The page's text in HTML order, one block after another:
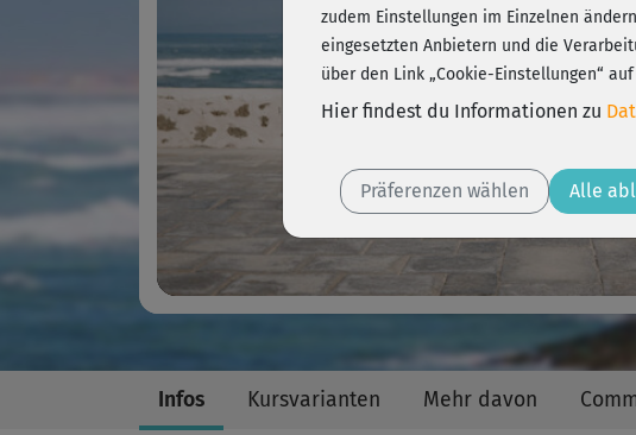
Infos Kursvarianten Mehr davon
zudem Einstellungen im Einzelnen
eingesetzten Anbietern und die
über den Link „Cookie-Einstellungen“
Hier findest du Informationen zu
Präferenzen wählen Alle